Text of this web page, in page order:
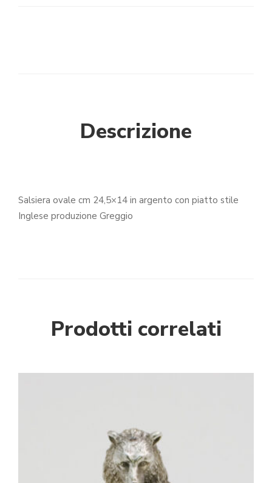
Descrizione
Salsiera ovale cm 24,5×14 in argento con piatto stile
Inglese produzione Greggio
Prodotti correlati